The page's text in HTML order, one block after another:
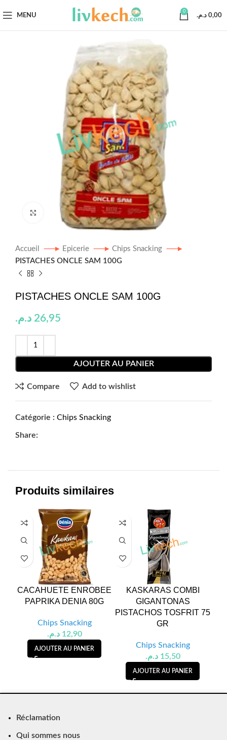
MENU
0
0,00 د.م.
Click to enlarge
Accueil Epicerie
Chips Snacking
PISTACHES ONCLE SAM 100G
PISTACHES ONCLE SAM 100G
26,95 د.م.
AJOUTER AU PANIER
Compare Add to wishlist
Catégorie : Chips Snacking
Share:
Produits similaires
CACAHUETE ENROBEE
PAPRIKA DENIA 80G
Chips Snacking
12,90 د.م.
AJOUTER AU PANIER
KASKARAS COMBI
GIGANTONAS
PISTACHOS TOSFRIT 75
GR
Chips Snacking
15,50 د.م.
AJOUTER AU PANIER
Réclamation
Qui sommes nous